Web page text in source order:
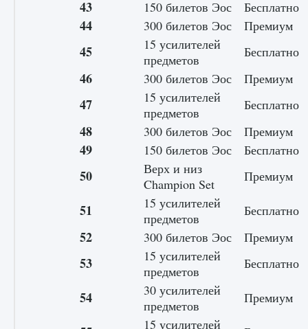
43 150 билетов Эос Бесплатно
44 300 билетов Эос Премиум
45
15 усилителей
предметов
Бесплатно
46 300 билетов Эос Премиум
47
15 усилителей
предметов
Бесплатно
48 300 билетов Эос Премиум
49 150 билетов Эос Бесплатно
50
Верх и низ
Champion Set
Премиум
51
15 усилителей
предметов
Бесплатно
52 300 билетов Эос Премиум
53
15 усилителей
предметов
Бесплатно
54
30 усилителей
предметов
Премиум
15 усилителей